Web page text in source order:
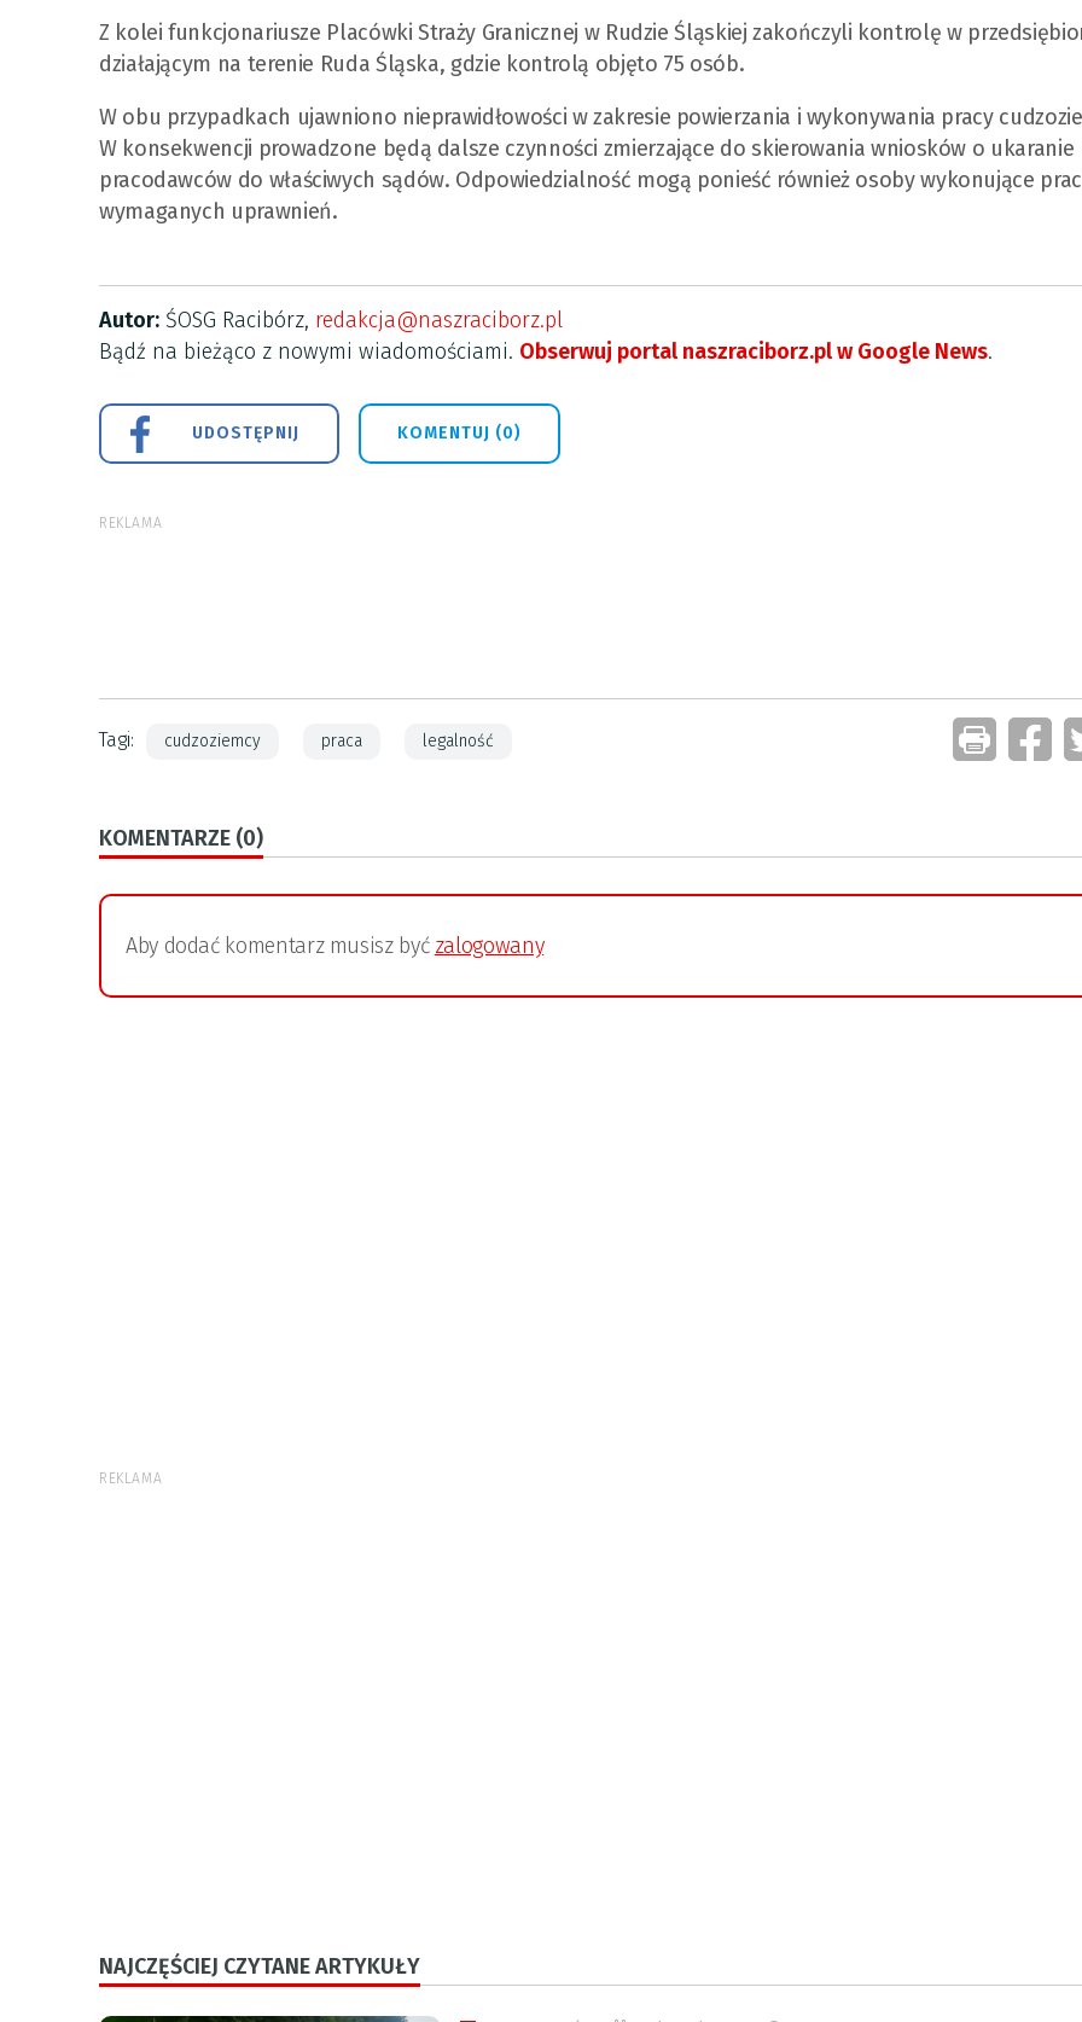
Z kolei funkcjonariusze Placówki Straży Granicznej w Rudzie Śląskiej zakończyli kontrolę w
działającym na terenie Ruda Śląska, gdzie kontrolą objęto 75 osób.
W obu przypadkach ujawniono nieprawidłowości w zakresie powierzania i wykonywania pracy
W konsekwencji prowadzone będą dalsze czynności zmierzające do skierowania wniosków o ukaranie
pracodawców do właściwych sądów. Odpowiedzialność mogą ponieść również osoby wykonujące
wymaganych uprawnień.
Autor: ŚOSG Racibórz, redakcja@naszraciborz.pl
Bądź na bieżąco z nowymi wiadomościami. Obserwuj portal naszraciborz.pl w Google News.
UDOSTĘPNIJ KOMENTUJ (0)
REKLAMA
Tagi: cudzoziemcy praca legalność
KOMENTARZE (0)
Aby dodać komentarz musisz być zalogowany
REKLAMA
NAJCZĘŚCIEJ CZYTANE ARTYKUŁY